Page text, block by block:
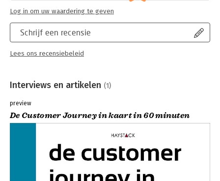
Schrijf een recensie
Lees ons recensiebeleid
Log in om uw waardering te geven
Interviews en artikelen (1)
preview
De Customer Journey in kaart in 60 minuten